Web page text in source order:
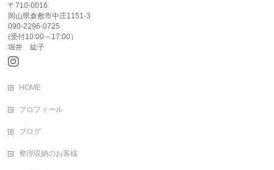
〒710-0016
岡山県倉敷市中庄1151-3
090-2296-0725
(受付10:00～17:00）
堀井 紘子
HOME
プロフィール
ブログ
整理収納のお客様